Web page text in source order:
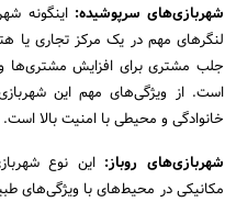
شهربازی‌های سرپوشیده: اینگونه
لنگر‌های مهم در یک مرکز تجاری یا
جلب مشتری برای افزایش مشتری‌ها
است. از ویژگی‌های مهم این
خانوادگی و محیطی با امنیت بالا است.
شهربازی‌های روباز: این نوع